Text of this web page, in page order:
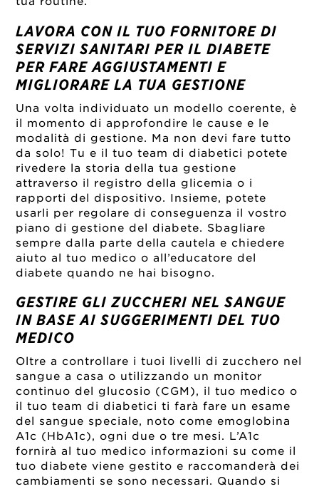
LAVORA CON IL TUO FORNITORE DI
SERVIZI SANITARI PER IL DIABETE
PER FARE AGGIUSTAMENTI E
MIGLIORARE LA TUA GESTIONE
Una volta individuato un modello coerente, è
il momento di approfondire le cause e le
modalità di gestione. Ma non devi fare tutto
da solo! Tu e il tuo team di diabetici potete
rivedere la storia della tua gestione
attraverso il registro della glicemia o i
rapporti del dispositivo. Insieme, potete
usarli per regolare di conseguenza il vostro
piano di gestione del diabete. Sbagliare
sempre dalla parte della cautela e chiedere
aiuto al tuo medico o all’educatore del
diabete quando ne hai bisogno.
GESTIRE GLI ZUCCHERI NEL SANGUE
IN BASE AI SUGGERIMENTI DEL TUO
MEDICO
Oltre a controllare i tuoi livelli di zucchero nel
sangue a casa o utilizzando un monitor
continuo del glucosio (CGM), il tuo medico o
il tuo team di diabetici ti farà fare un esame
del sangue speciale, noto come emoglobina
A1c (HbA1c), ogni due o tre mesi. L’A1c
fornirà al tuo medico informazioni su come il
tuo diabete viene gestito e raccomanderà dei
cambiamenti se sono necessari. Quando si